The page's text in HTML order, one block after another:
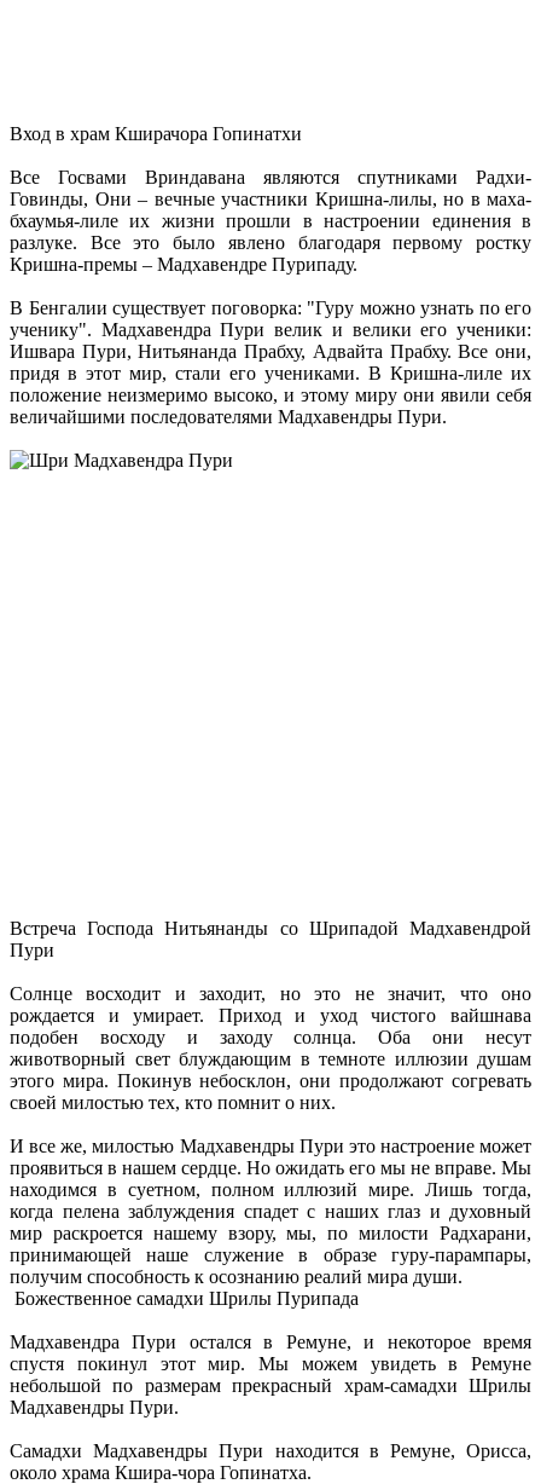
Вход в храм Кширачора Гопинатхи
Все Госвами Вриндавана являются спутниками Радхи-
Говинды, Они – вечные участники Кришна-лилы, но в маха-
бхаумья-лиле их жизни прошли в настроении единения в
разлуке. Все это было явлено благодаря первому ростку
Кришна-премы – Мадхавендре Пурипаду.
В Бенгалии существует поговорка: "Гуру можно узнать по его
ученику". Мадхавендра Пури велик и велики его ученики:
Ишвара Пури, Нитьянанда Прабху, Адвайта Прабху. Все они,
придя в этот мир, стали его учениками. В Кришна-лиле их
положение неизмеримо высоко, и этому миру они явили себя
величайшими последователями Мадхавендры Пури.
Встреча Господа Нитьянанды со Шрипадой Мадхавендрой
Пури
Солнце восходит и заходит, но это не значит, что оно
рождается и умирает. Приход и уход чистого вайшнава
подобен восходу и заходу солнца. Оба они несут
животворный свет блуждающим в темноте иллюзии душам
этого мира. Покинув небосклон, они продолжают согревать
своей милостью тех, кто помнит о них.
И все же, милостью Мадхавендры Пури это настроение может
проявиться в нашем сердце. Но ожидать его мы не вправе. Мы
находимся в суетном, полном иллюзий мире. Лишь тогда,
когда пелена заблуждения спадет с наших глаз и духовный
мир раскроется нашему взору, мы, по милости Радхарани,
принимающей наше служение в образе гуру-парампары,
получим способность к осознанию реалий мира души.
Божественное самадхи Шрилы Пурипада
Мадхавендра Пури остался в Ремуне, и некоторое время
спустя покинул этот мир. Мы можем увидеть в Ремуне
небольшой по размерам прекрасный храм-самадхи Шрилы
Мадхавендры Пури.
Самадхи Мадхавендры Пури находится в Ремуне, Орисса,
около храма Кшира-чора Гопинатха.